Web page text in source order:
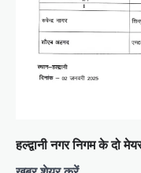
हल्द्वानी नगर निगम के दो